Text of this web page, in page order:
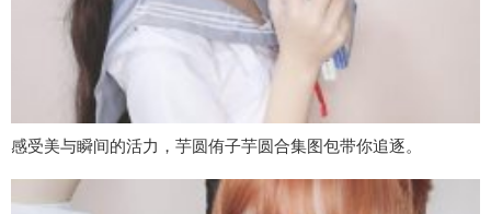
感受美与瞬间的活力，芋圆侑子芋圆合集图包带你追逐。